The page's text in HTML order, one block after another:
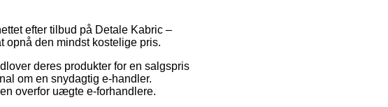
efter tilbud på Detale Kabric –
opnå den mindst kostelige pris.
deres produkter for en salgspris
om en snydagtig e-handler.
overfor uægte e-forhandlere.